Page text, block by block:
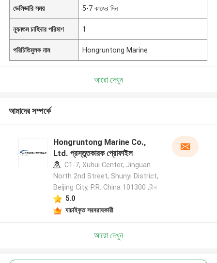
ডেলিভারি সময় 5-7 কাজের দিন
ন্যূনতম চাহিদার পরিমাণ 1
পরিচিতিমুলক নাম Hongruntong Marine
আরো দেখুন
আমাদের সম্পর্কে
Hongruntong Marine Co.,
Ltd. প্রস্তুতকারক প্রোফাইল
C1-7, Xuhui Center, Jinguan
North 2nd Street, Shunyi District,
Beijing City, P.R. China 101300 ,চীন
5.0
যাচাইকৃত সরবরাহকারী
আরো দেখুন